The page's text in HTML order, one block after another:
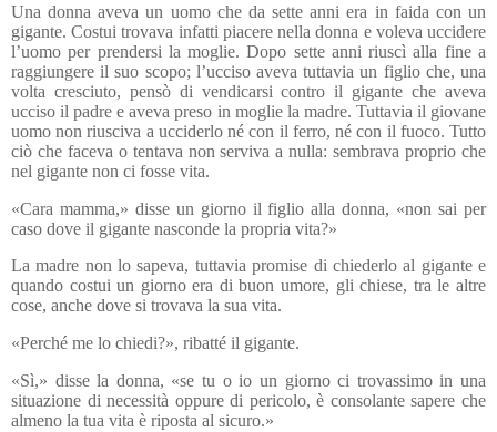
Una donna aveva un uomo che da sette anni era in faida con un
gigante. Costui trovava infatti piacere nella donna e voleva uccidere
l’uomo per prendersi la moglie. Dopo sette anni riuscì alla fine a
raggiungere il suo scopo; l’ucciso aveva tuttavia un figlio che, una
volta cresciuto, pensò di vendicarsi contro il gigante che aveva
ucciso il padre e aveva preso in moglie la madre. Tuttavia il giovane
uomo non riusciva a ucciderlo né con il ferro, né con il fuoco. Tutto
ciò che faceva o tentava non serviva a nulla: sembrava proprio che
nel gigante non ci fosse vita.
«Cara mamma,» disse un giorno il figlio alla donna, «non sai per
caso dove il gigante nasconde la propria vita?»
La madre non lo sapeva, tuttavia promise di chiederlo al gigante e
quando costui un giorno era di buon umore, gli chiese, tra le altre
cose, anche dove si trovava la sua vita.
«Perché me lo chiedi?», ribatté il gigante.
«Sì,» disse la donna, «se tu o io un giorno ci trovassimo in una
situazione di necessità oppure di pericolo, è consolante sapere che
almeno la tua vita è riposta al sicuro.»